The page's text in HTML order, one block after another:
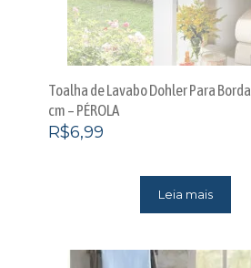
Toalha de Lavabo Dohler Para
cm – PÉROLA
R$6,99
Leia mais